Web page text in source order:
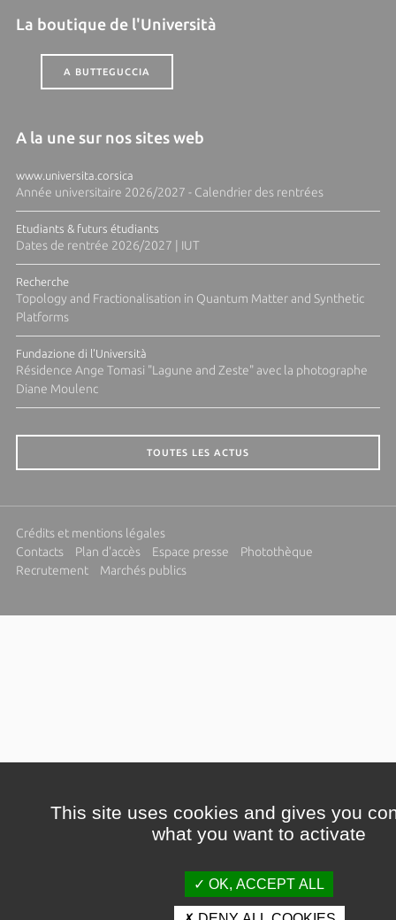
La boutique de l'Università
A BUTTEGUCCIA
A la une sur nos sites web
www.universita.corsica
Année universitaire 2026/2027 - Calendrier des rentrées
Etudiants & futurs étudiants
Dates de rentrée 2026/2027 | IUT
Recherche
Topology and Fractionalisation in Quantum Matter and Synthetic
Platforms
Fundazione di l'Università
Résidence Ange Tomasi "Lagune and Zeste" avec la photographe
Diane Moulenc
TOUTES LES ACTUS
Crédits et mentions légales
Contacts
Plan d'accès Espace presse
Photothèque
Recrutement
Marchés publics
This site uses cookies and gives you
what you want to activate
OK, ACCEPT ALL